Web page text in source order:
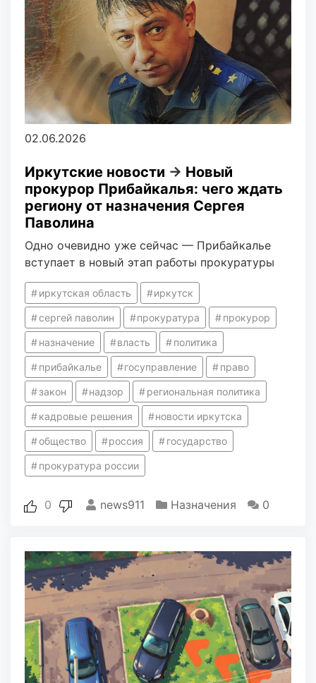
02.06.2026
Иркутские новости → Новый
прокурор Прибайкалья: чего ждать
региону от назначения Сергея
Паволина
Одно очевидно уже сейчас — Прибайкалье
вступает в новый этап работы прокуратуры
иркутская область иркутск
сергей паволин прокуратура прокурор
назначение власть политика
прибайкалье госуправление право
закон надзор региональная политика
кадровые решения новости иркутска
общество россия государство
прокуратура россии
0 news911 Назначения 0